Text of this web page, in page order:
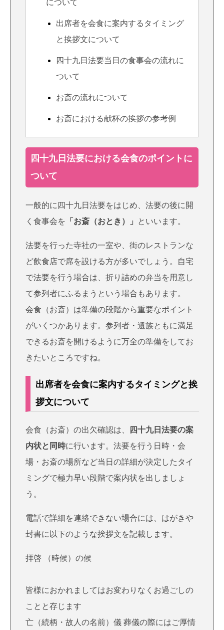
について
出席者を会食に案内するタイミング
と挨拶文について
四十九日法要当日の食事会の流れに
ついて
お斎の流れについて
お斎における献杯の挨拶の参考例
四十九日法要における会食のポイントに
ついて
一般的に四十九日法要をはじめ、法要の後に開
く食事会を 「お斎（おとき）」 といいます。
法要を行った寺社の一室や、街のレストランな
ど飲食店で席を設ける方が多いでしょう。自宅
で法要を行う場合は、折り詰めの弁当を用意し
て参列者にふるまうという場合もあります。
会食（お斎）は準備の段階から重要なポイント
がいくつかあります。参列者・遺族ともに満足
できるお斎を開けるように万全の準備をしてお
きたいところですね。
出席者を会食に案内するタイミングと挨
拶文について
会食（お斎）の出欠確認は、
四十九日法要の案
内状と同時に行います。法要を行う日時・会
場・お斎の場所など当日の詳細が決定したタイ
ミングで極力早い段階で案内状を出しましょ
う。
電話で詳細を連絡できない場合には、はがきや
封書に以下のような挨拶文を記載します。
拝啓 （時候）の候
皆様におかれましてはお変わりなくお過ごしの
ことと存じます
亡（続柄・故人の名前）儀 葬儀の際にはご厚情